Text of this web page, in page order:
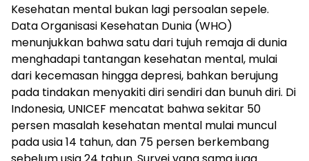
Kesehatan mental bukan lagi persoalan sepele.
Data Organisasi Kesehatan Dunia (WHO)
menunjukkan bahwa satu dari tujuh remaja di dunia
menghadapi tantangan kesehatan mental, mulai
dari kecemasan hingga depresi, bahkan berujung
pada tindakan menyakiti diri sendiri dan bunuh diri. Di
Indonesia, UNICEF mencatat bahwa sekitar 50
persen masalah kesehatan mental mulai muncul
pada usia 14 tahun, dan 75 persen berkembang